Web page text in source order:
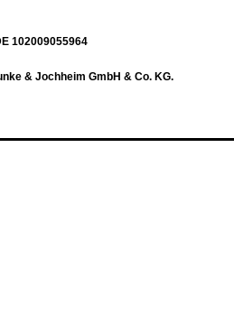
102009055964
& Jochheim GmbH & Co. KG.